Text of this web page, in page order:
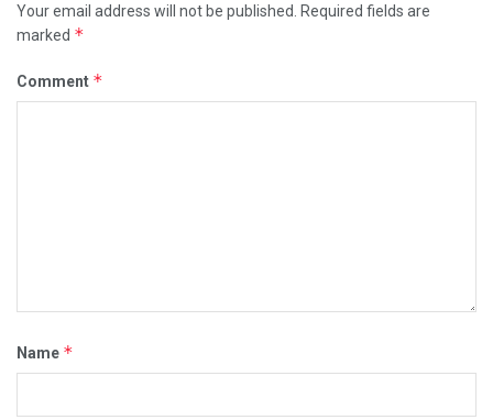
Your email address will not be published.
Required fields are
marked *
Comment *
Name *